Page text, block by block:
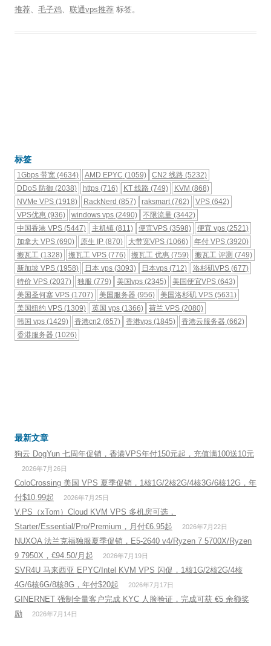
推荐、 毛子鸡、 联通vps推荐 标签。
标签
1Gbps 带宽 (4634) AMD EPYC (1059) CN2 线路 (5232)
DDoS 防御 (2038) https(716) KT 线路 (749) KVM (868)
NVMe VPS (1918) RackNerd (857) raksmart(762) VPS(642)
VPS优惠 (936) windows vps(2490) 不限流量 (3442)
中国香港 VPS (5447) 主机镇(811) 便宜VPS (3598) 便宜 vps(2521)
加拿大 VPS (690) 原生 IP(870) 大带宽VPS (1066) 年付 VPS(3920)
搬瓦工 (1328) 搬瓦工 VPS(776) 搬瓦工 优惠 (759) 搬瓦工 评测 (749)
新加坡 VPS (1958) 日本 vps(3093) 日本vps (712) 洛杉矶VPS(677)
特价 VPS (2037) 独服 (779) 美国vps (2345) 美国便宜VPS(643)
美国圣何塞 VPS (1707) 美国服务器 (956) 美国洛杉矶 VPS (5631)
美国纽约 VPS (1309) 英国 vps(1366) 荷兰 VPS (2080)
韩国 vps (1429) 香港cn2 (657) 香港vps (1845) 香港云服务器 (662)
香港服务器 (1026)
最新文章
狗云 DogYun 七周年促销，香港VPS年付150元起，充值满100送10元
2026年7月26日
ColoCrossing 美国 VPS 夏季促销，1核1G/2核2G/4核3G/6核12G，年
付$10.99起
2026年7月25日
V.PS（xTom）Cloud KVM VPS 多机房可选，
Starter/Essential/Pro/Premium，月付€6.95起
2026年7月22日
NUXOA 法兰克福独服夏季促销，E5-2640 v4/Ryzen 7 5700X/Ryzen
9 7950X，€94.50/月起
2026年7月19日
SVR4U 马来西亚 EPYC/Intel KVM VPS 闪促，1核1G/2核2G/4核
4G/6核6G/8核8G，年付$20起
2026年7月17日
GINERNET 强制全量客户完成 KYC 人脸验证，完成可获 €5 余额奖
励
2026年7月14日